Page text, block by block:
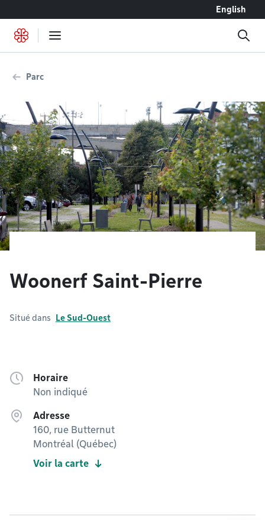
English
Parc
Woonerf Saint-Pierre
Situé dans Le Sud-Ouest
Horaire
Non indiqué
Adresse
160, rue Butternut
Montréal (Québec)
Voir la carte